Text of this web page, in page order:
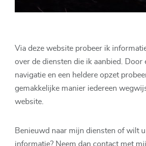
Via deze website probeer ik
over de diensten die ik aanbied. Door
navigatie en een heldere opzet
gemakkelijke manier iedereen
website.
Benieuwd naar mijn diensten of wilt
informatie? Neem dan contact met mij